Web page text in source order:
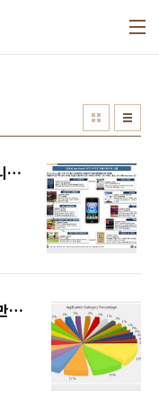
제2의 IT붐인가? 앱만들기 바람... 아니 열풍이 불고 있다!
애플 앱스토어 25만개, 구글 마켓 11만개! 이젠 어플 시장도 레드오션이다.